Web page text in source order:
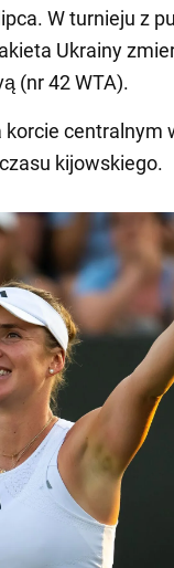
W turnieju z
Ukrainy
(nr 42 WTA).
korcie centralnym
kijowskiego.